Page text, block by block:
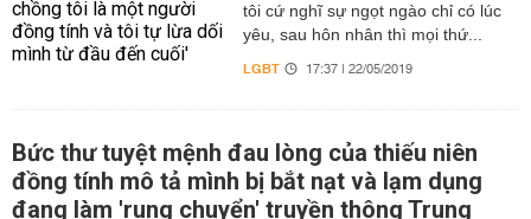
tôi cứ nghĩ sự ngọt ngào chỉ có lúc
yêu, sau hôn nhân thì mọi thứ...
LGBT 17:37 | 22/05/2019
Bức thư tuyệt mệnh đau lòng của thiếu niên
đồng tính mô tả mình bị bắt nạt và lạm dụng
đang làm 'rung chuyển' truyền thông Trung